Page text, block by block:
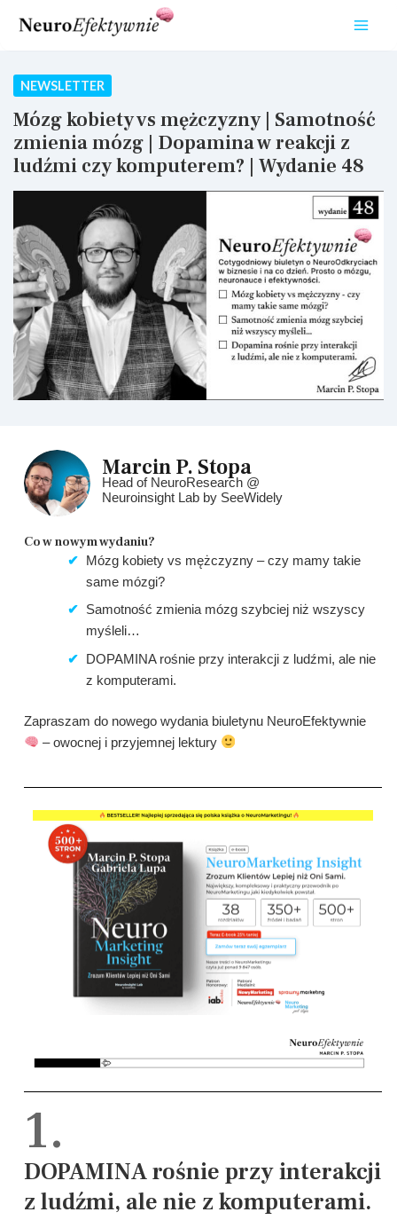
NEWSLETTER
Mózg kobiety vs mężczyzny | Samotność
zmienia mózg | Dopamina w reakcji z
ludźmi czy komputerem? | Wydanie 48
Marcin P. Stopa
Head of NeuroResearch @
Neuroinsight Lab by SeeWidely
Co w nowym wydaniu?​
Mózg kobiety vs mężczyzny – czy mamy takie
same mózgi?
Samotność zmienia mózg szybciej niż wszyscy
myśleli…
DOPAMINA rośnie przy interakcji z ludźmi, ale nie
z komputerami.
Zapraszam do nowego wydania biuletynu NeuroEfektywnie
– owocnej i przyjemnej lektury
1.
DOPAMINA rośnie przy interakcji
z ludźmi, ale nie z komputerami.